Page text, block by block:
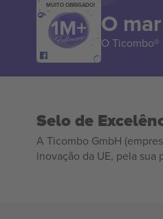
MUITO OBRIGADO!
O
O
Selo de
A Ticombo GmbH
inovação da UE, pela sua